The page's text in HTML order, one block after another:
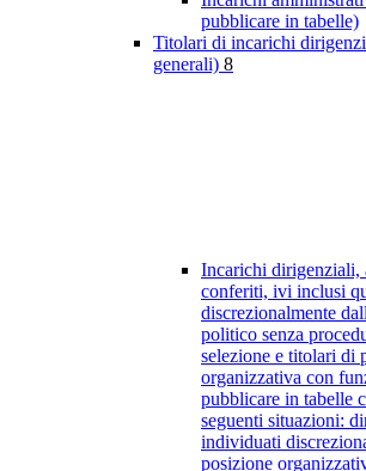
pubblicare in tabelle)
Titolari di incarichi
generali) 8
Incarichi dirigenziali,
conferiti, ivi inclusi
discrezionalmente
politico senza
selezione e titolari di
organizzativa con
pubblicare in tabelle
seguenti situazioni:
individuati
posizione